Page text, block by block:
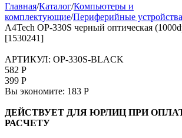
Главная/Каталог/Компьютеры и
комплектующие/Периферийные устройства
A4Tech OP-330S черный оптическая
[1530241]
АРТИКУЛ: OP-330S-BLACK
582 Р
399 Р
Вы экономите: 183 Р
ДЕЙСТВУЕТ ДЛЯ ЮРЛИЦ ПРИ
РАСЧЕТУ